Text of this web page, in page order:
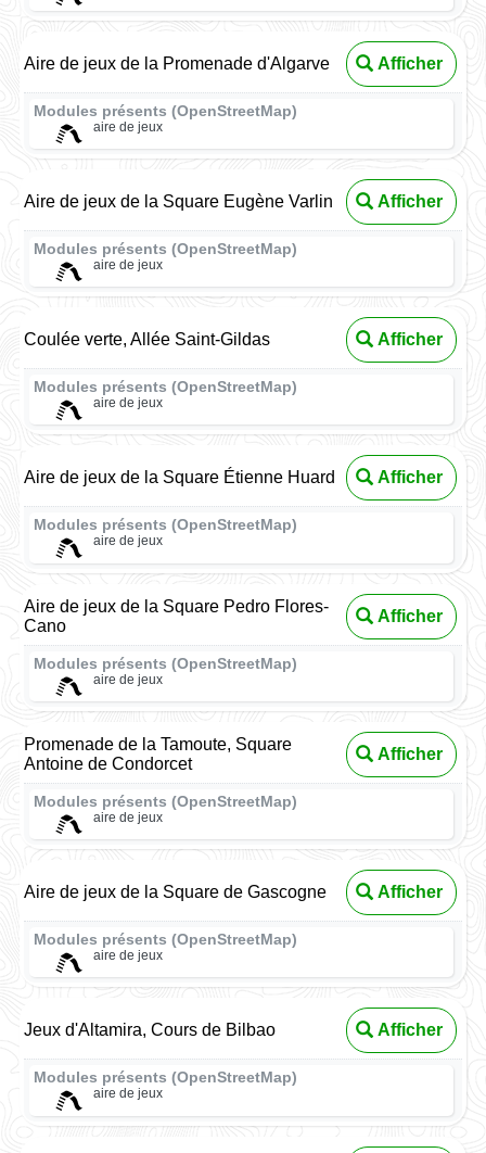
Aire de jeux de la Promenade d'Algarve Afficher
Modules présents (OpenStreetMap)
aire de jeux
Aire de jeux de la Square Eugène Varlin Afficher
Modules présents (OpenStreetMap)
aire de jeux
Coulée verte, Allée Saint-Gildas Afficher
Modules présents (OpenStreetMap)
aire de jeux
Aire de jeux de la Square Étienne Huard Afficher
Modules présents (OpenStreetMap)
aire de jeux
Aire de jeux de la Square Pedro Flores-
Cano
Afficher
Modules présents (OpenStreetMap)
aire de jeux
Promenade de la Tamoute, Square
Antoine de Condorcet
Afficher
Modules présents (OpenStreetMap)
aire de jeux
Aire de jeux de la Square de Gascogne Afficher
Modules présents (OpenStreetMap)
aire de jeux
Jeux d'Altamira, Cours de Bilbao Afficher
Modules présents (OpenStreetMap)
aire de jeux